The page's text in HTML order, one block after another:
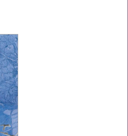
è:
€14,25.